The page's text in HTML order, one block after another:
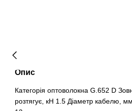
Опис
Категорія оптоволокна G.652 D
розтягує, кН 1.5 Діаметр кабелю,